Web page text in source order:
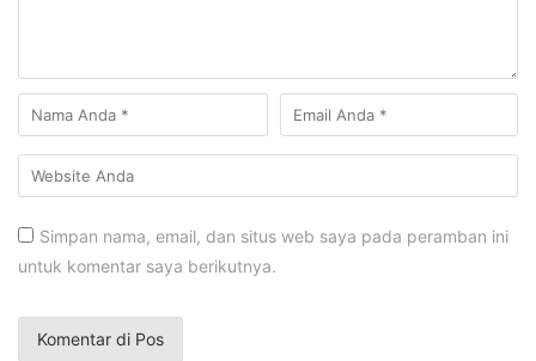
Simpan nama, email, dan situs web saya pada peramban ini
untuk komentar saya berikutnya.